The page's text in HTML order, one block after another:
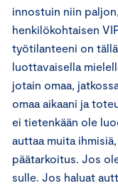
innostuin niin
henkilökohtaisen
työtilanteeni on
luottavaisella
jotain omaa,
omaa aikaani ja
ei tietenkään ole
auttaa muita
päätarkoitus. Jos
sulle. Jos haluat